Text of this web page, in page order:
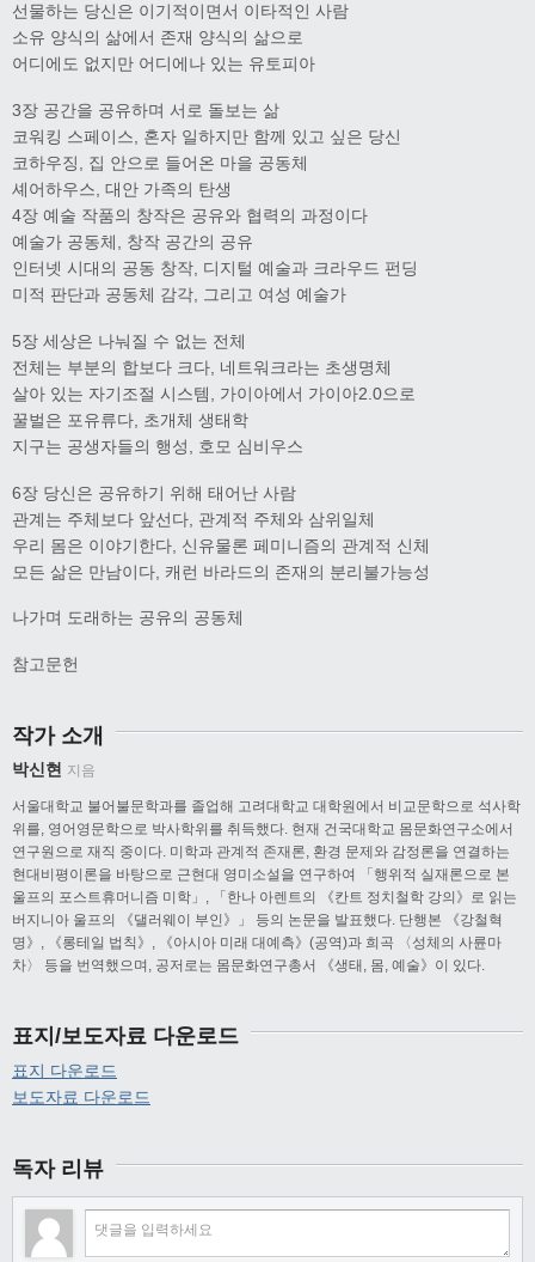
선물하는 당신은 이기적이면서 이타적인 사람
소유 양식의 삶에서 존재 양식의 삶으로
어디에도 없지만 어디에나 있는 유토피아
3장 공간을 공유하며 서로 돌보는 삶
코워킹 스페이스, 혼자 일하지만 함께 있고 싶은 당신
코하우징, 집 안으로 들어온 마을 공동체
셰어하우스, 대안 가족의 탄생
4장 예술 작품의 창작은 공유와 협력의 과정이다
예술가 공동체, 창작 공간의 공유
인터넷 시대의 공동 창작, 디지털 예술과 크라우드 펀딩
미적 판단과 공동체 감각, 그리고 여성 예술가
5장 세상은 나눠질 수 없는 전체
전체는 부분의 합보다 크다, 네트워크라는 초생명체
살아 있는 자기조절 시스템, 가이아에서 가이아2.0으로
꿀벌은 포유류다, 초개체 생태학
지구는 공생자들의 행성, 호모 심비우스
6장 당신은 공유하기 위해 태어난 사람
관계는 주체보다 앞선다, 관계적 주체와 삼위일체
우리 몸은 이야기한다, 신유물론 페미니즘의 관계적 신체
모든 삶은 만남이다, 캐런 바라드의 존재의 분리불가능성
나가며 도래하는 공유의 공동체
참고문헌
작가 소개
박신현 지음
서울대학교 불어불문학과를 졸업해 고려대학교 대학원에서 비교문학으로 석사학
위를, 영어영문학으로 박사학위를 취득했다. 현재 건국대학교 몸문화연구소에서
연구원으로 재직 중이다. 미학과 관계적 존재론, 환경 문제와 감정론을 연결하는
현대비평이론을 바탕으로 근현대 영미소설을 연구하여 「행위적 실재론으로 본
울프의 포스트휴머니즘 미학」, 「한나 아렌트의 《칸트 정치철학 강의》로 읽는
버지니아 울프의 《댈러웨이 부인》」 등의 논문을 발표했다. 단행본 《강철혁
명》, 《롱테일 법칙》, 《아시아 미래 대예측》(공역)과 희곡 〈성체의 사륜마
차〉 등을 번역했으며, 공저로는 몸문화연구총서 《생태, 몸, 예술》이 있다.
표지/보도자료 다운로드
표지 다운로드
보도자료 다운로드
독자 리뷰